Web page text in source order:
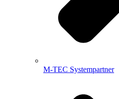
M-TEC Systempartner